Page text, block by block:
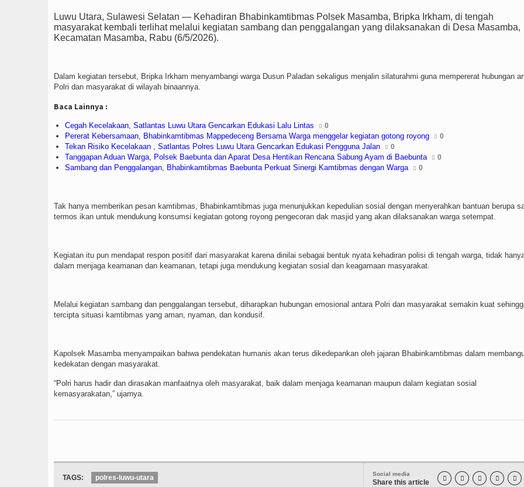
Luwu Utara, Sulawesi Selatan — Kehadiran Bhabinkamtibmas Polsek Masamba, Bripka Irkham, di tengah
masyarakat kembali terlihat melalui kegiatan sambang dan penggalangan yang dilaksanakan di Desa Masamba,
Kecamatan Masamba, Rabu (6/5/2026).
Dalam kegiatan tersebut, Bripka Irkham menyambangi warga Dusun Paladan sekaligus menjalin silaturahmi guna mempererat hubungan
Polri dan masyarakat di wilayah binaannya.
Baca Lainnya :
Cegah Kecelakaan, Satlantas Luwu Utara Gencarkan Edukasi Lalu Lintas 0
Pererat Kebersamaan, Bhabinkamtibmas Mappedeceng Bersama Warga menggelar kegiatan gotong royong 0
Tekan Risiko Kecelakaan , Satlantas Polres Luwu Utara Gencarkan Edukasi Pengguna Jalan 0
Tanggapan Aduan Warga, Polsek Baebunta dan Aparat Desa Hentikan Rencana Sabung Ayam di Baebunta 0
Sambang dan Penggalangan, Bhabinkamtibmas Baebunta Perkuat Sinergi Kamtibmas dengan Warga 0
Tak hanya memberikan pesan kamtibmas, Bhabinkamtibmas juga menunjukkan kepedulian sosial dengan menyerahkan bantuan berupa
termos ikan untuk mendukung konsumsi kegiatan gotong royong pengecoran dak masjid yang akan dilaksanakan warga setempat.
Kegiatan itu pun mendapat respon positif dari masyarakat karena dinilai sebagai bentuk nyata kehadiran polisi di tengah warga, tidak
dalam menjaga keamanan dan keamanan, tetapi juga mendukung kegiatan sosial dan keagamaan masyarakat.
Melalui kegiatan sambang dan penggalangan tersebut, diharapkan hubungan emosional antara Polri dan masyarakat semakin kuat
tercipta situasi kamtibmas yang aman, nyaman, dan kondusif.
Kapolsek Masamba menyampaikan bahwa pendekatan humanis akan terus dikedepankan oleh jajaran Bhabinkamtibmas dalam
kedekatan dengan masyarakat.
“Polri harus hadir dan dirasakan manfaatnya oleh masyarakat, baik dalam menjaga keamanan maupun dalam kegiatan sosial
kemasyarakatan,” ujarnya.
Social media
Share this article     
TAGS: polres-luwu-utara